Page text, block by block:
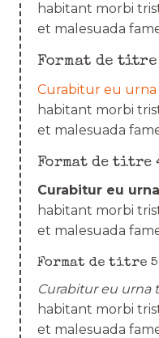
habitant morbi
et malesuada
Format de titre
Curabitur eu
habitant morbi
et malesuada
Format de titre
Curabitur eu
habitant morbi
et malesuada
Format de titre 5
Curabitur eu urna
habitant morbi
et malesuada